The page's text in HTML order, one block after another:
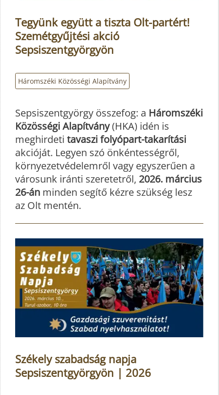
Tegyünk együtt a tiszta Olt-partért!
Szemétgyűjtési akció
Sepsiszentgyörgyön
Háromszéki Közösségi Alapítvány
Sepsiszentgyörgy összefog: a Háromszéki
Közösségi Alapítvány(HKA) idén is
meghirdeti tavaszi folyópart-takarítási
akcióját. Legyen szó önkéntességről,
környezetvédelemről vagy egyszerűen a
városunk iránti szeretetről, 2026. március
26-án minden segítő kézre szükség lesz
az Olt mentén.
Székely szabadság napja
Sepsiszentgyörgyön | 2026